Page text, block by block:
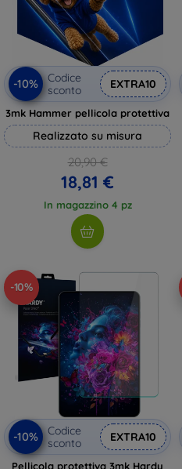
-10%
Codice
sconto
EXTRA10
3mk Hammer pellicola protettiva
Realizzato su misura
20,90 €
18,81 €
In magazzino 4 pz
-10%
-10%
Codice
sconto
EXTRA10
Pellicola protettiva 3mk Hardy